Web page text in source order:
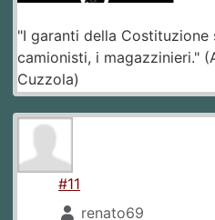
"I garanti della
camionisti, i magazzinieri."
Cuzzola)
#11
renato69